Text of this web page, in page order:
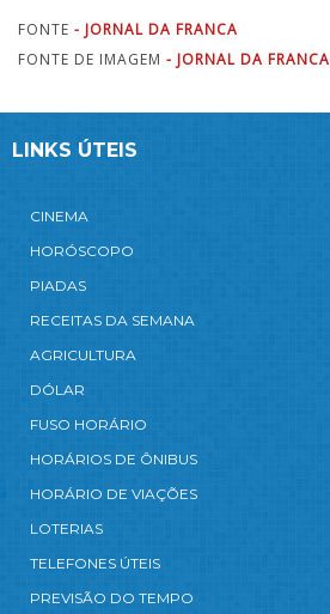
FONTE - JORNAL DA FRANCA
FONTE DE IMAGEM - JORNAL DA FRANCA
LINKS ÚTEIS
CINEMA
HORÓSCOPO
PIADAS
RECEITAS DA SEMANA
AGRICULTURA
DÓLAR
FUSO HORÁRIO
HORÁRIOS DE ÔNIBUS
HORÁRIO DE VIAÇÕES
LOTERIAS
TELEFONES ÚTEIS
PREVISÃO DO TEMPO